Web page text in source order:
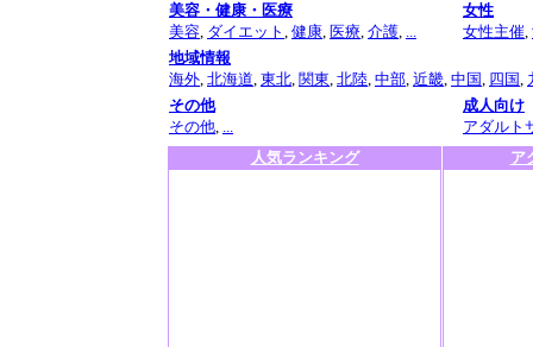
美容・健康・医療
美容, ダイエット , 健康, 医療, 介護, ...
女性
女性主催,
地域情報
海外, 北海道, 東北, 関東, 北陸, 中部, 近畿, 中国, 四国,
その他
その他, ...
成人向け
アダルト
人気ランキング
ア